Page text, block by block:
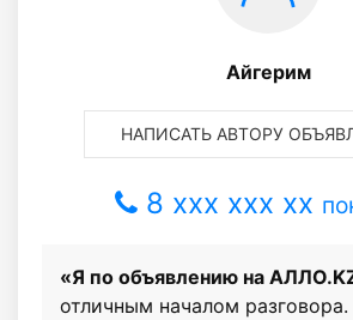
Айгерим
НАПИСАТЬ АВТОРУ
8 xxx xxx xx
«Я по объявлению на
отличным началом разговора.